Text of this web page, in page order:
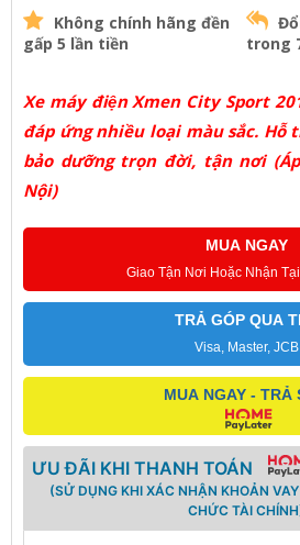
Không chính hãng đền
gấp 5 lần tiền
trong
Xe máy điện Xmen City Sport
đáp ứng nhiều loại màu sắc. Hỗ
bảo dưỡng trọn đời, tận nơi
Nội)
MUA NGAY
Giao Tận Nơi Hoặc Nhận
TRẢ GÓP QUA
Visa, Master, JCB
MUA NGAY - TRẢ
ƯU ĐÃI KHI THANH TOÁN
(SỬ DỤNG KHI XÁC NHẬN KHOẢN
CHỨC TÀI